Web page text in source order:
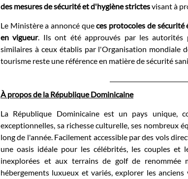
des mesures de sécurité et d'hygiène strictes visant à
Le Ministère a annoncé que ces protocoles de
en vigueur. Ils ont été approuvés par les autorités
similaires à ceux établis par l'Organisation mondiale
tourisme reste une référence en matière de sécurité
À propos de la République Dominicaine
La République Dominicaine est un pays unique,
exceptionnelles, sa richesse culturelle, ses
long de l'année. Facilement accessible par des vols
une oasis idéale pour les célébrités, les couples et
inexplorées et aux terrains de golf de renommée
hébergements luxueux et variés, explorer les